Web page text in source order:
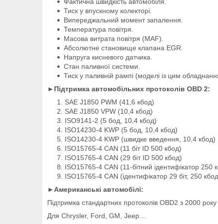
Тиск у впускному колекторі.
Випереджальний момент запалення.
Температура повітря.
Масова витрата повітря (MAF).
Абсолютне становище клапана EGR.
Напруга кисневого датчика.
Стан паливної системи.
Тиск у паливній рампі (моделі із цим
►Підтримка автомобільних протоколів OBD 2:
SAE J1850 PWM (41,6 кбод)
SAE J1850 VPW (10,4 кбод)
ISO9141-2 (5 бод, 10,4 кбод)
ISO14230-4 KWP (5 бод, 10,4 кбод)
ISO14230-4 KWP (швидке введення, 10,4 кбод)
ISO15765-4 CAN (11 біт ID 500 кбод)
ISO15765-4 CAN (29 біт ID 500 кбод)
ISO15765-4 CAN (11-бітний ідентифікатор 250
ISO15765-4 CAN (ідентифікатор 29 біт, 250
►Американські автомобілі:
Підтримка стандартних протоколів OBD2 з 2000 року
Для Chrysler, Ford, GM, Jeep...